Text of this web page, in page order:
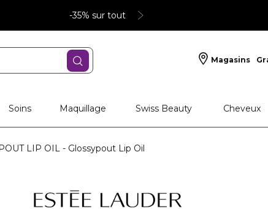
-35% sur tout
Magasins
Soins Maquillage Swiss Beauty Cheveux
LIP OIL - Glossypout Lip Oil